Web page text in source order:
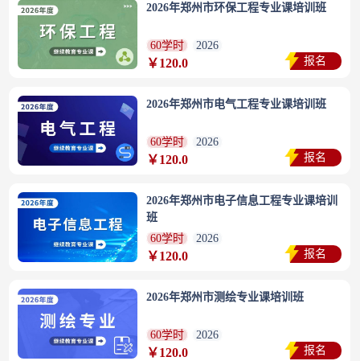
2026年郑州市环保工程专业课培训班
60学时 2026
￥120.0 报名
2026年郑州市电气工程专业课培训班
60学时 2026
￥120.0 报名
2026年郑州市电子信息工程专业课培训
班
60学时
2026
￥120.0 报名
2026年郑州市测绘专业课培训班
60学时 2026
￥120.0 报名